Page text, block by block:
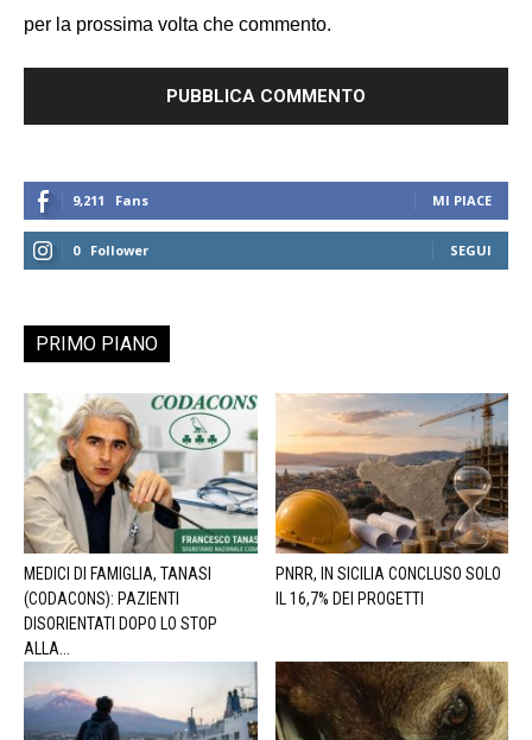
per la prossima volta che commento.
9,211 Fans MI PIACE
0 Follower SEGUI
PRIMO PIANO
MEDICI DI FAMIGLIA, TANASI
(CODACONS): PAZIENTI
DISORIENTATI DOPO LO STOP
ALLA...
PNRR, IN SICILIA CONCLUSO SOLO
IL 16,7% DEI PROGETTI